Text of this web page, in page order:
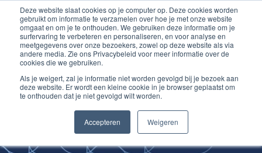
Deze website slaat cookies op je computer op. Deze cookies worden
gebruikt om informatie te verzamelen over hoe je met onze website
omgaat en om je te onthouden. We gebruiken deze informatie om je
surfervaring te verbeteren en personaliseren, en voor analyse en
meetgegevens over onze bezoekers, zowel op deze website als via
andere media. Zie ons Privacybeleid voor meer informatie over de
cookies die we gebruiken.
Als je weigert, zal je informatie niet worden gevolgd bij je bezoek aan
deze website. Er wordt een kleine cookie in je browser geplaatst om
te onthouden dat je niet gevolgd wilt worden.
Accepteren Weigeren
Inloggen account
Ga
naar
de
inhoud
Improving
Medical Skills